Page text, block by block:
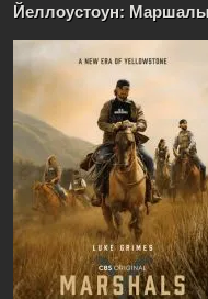
Йеллоустоун: Маршалы